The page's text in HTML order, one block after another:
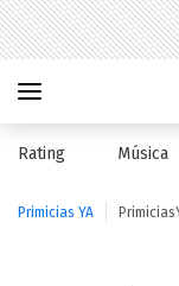
Rating Música
Primicias YA